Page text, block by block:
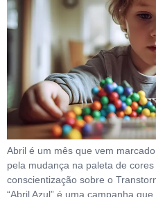
Abril é um mês que vem
pela mudança na paleta de
conscientização sobre o
“Abril Azul” é uma campanha